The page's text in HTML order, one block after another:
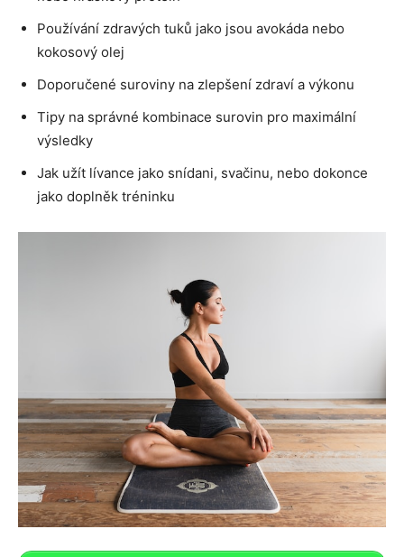
Používání zdravých tuků jako jsou avokáda nebo
kokosový olej
Doporučené suroviny na zlepšení zdraví a výkonu
Tipy na správné kombinace surovin pro maximální
výsledky
Jak užít lívance jako snídani, svačinu, nebo dokonce
jako doplněk tréninku